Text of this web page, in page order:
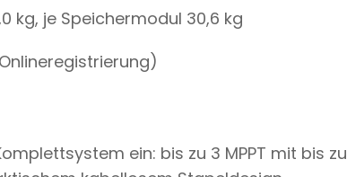
kg, je Speichermodul 30,6 kg
ein: bis zu 3 MPPT mit bis